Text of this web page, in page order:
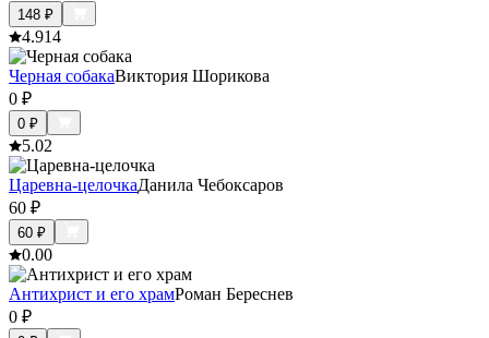
148 ₽
4.914
Черная собакаВиктория Шорикова
0 ₽
0 ₽
5.02
Царевна-целочкаДанила Чебоксаров
60 ₽
60 ₽
0.00
Антихрист и его храмРоман Береснев
0 ₽